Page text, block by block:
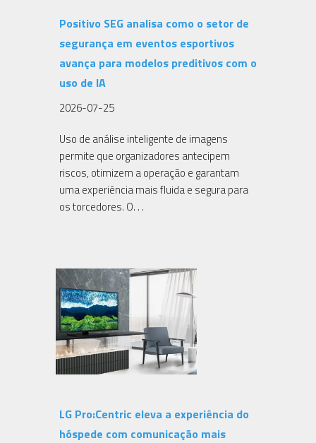
Positivo SEG analisa como o setor de
segurança em eventos esportivos
avança para modelos preditivos com o
uso de IA
2026-07-25
Uso de análise inteligente de imagens
permite que organizadores antecipem
riscos, otimizem a operação e garantam
uma experiência mais fluida e segura para
os torcedores. O. . .
LG Pro:Centric eleva a experiência do
hóspede com comunicação mais